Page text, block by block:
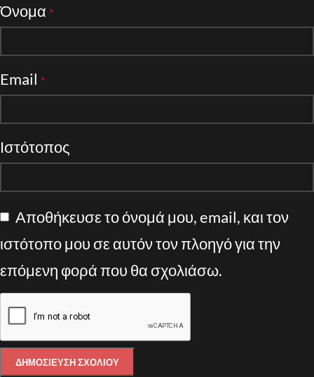
Όνομα *
Email *
Ιστότοπος
Αποθήκευσε το όνομά μου, email, και τον
ιστότοπο μου σε αυτόν τον πλοηγό για την
επόμενη φορά που θα σχολιάσω.